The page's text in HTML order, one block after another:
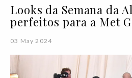
Looks da Semana da
perfeitos para a Met
03 May 2024